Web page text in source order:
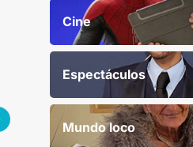
Cine
Espectáculos
Mundo loco